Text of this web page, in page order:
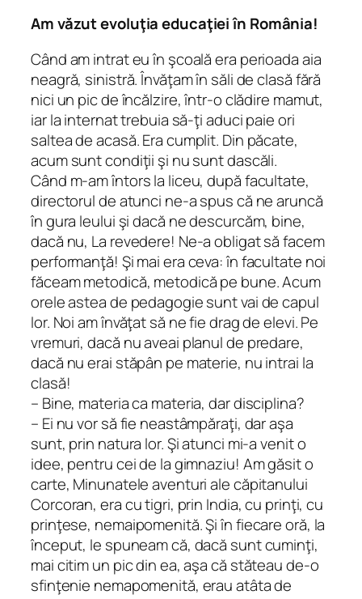
Am văzut evoluţia educaţiei în România!
Când am intrat eu în şcoală era perioada aia
neagră, sinistră. Învăţam în săli de clasă fără
nici un pic de încălzire, într-o clădire mamut,
iar la internat trebuia să-ţi aduci paie ori
saltea de acasă. Era cumplit. Din păcate,
acum sunt condiţii şi nu sunt dascăli.
Când m-am întors la liceu, după facultate,
directorul de atunci ne-a spus că ne aruncă
în gura leului şi dacă ne descurcăm, bine,
dacă nu, La revedere! Ne-a obligat să facem
performanţă! Şi mai era ceva: în facultate noi
făceam metodică, metodică pe bune. Acum
orele astea de pedagogie sunt vai de capul
lor. Noi am învăţat să ne fie drag de elevi. Pe
vremuri, dacă nu aveai planul de predare,
dacă nu erai stăpân pe materie, nu intrai la
clasă!
– Bine, materia ca materia, dar disciplina?
– Ei nu vor să fie neastâmpăraţi, dar aşa
sunt, prin natura lor. Şi atunci mi-a venit o
idee, pentru cei de la gimnaziu! Am găsit o
carte, Minunatele aventuri ale căpitanului
Corcoran, era cu tigri, prin India, cu prinţi, cu
prinţese, nemaipomenită. Şi în fiecare oră, la
început, le spuneam că, dacă sunt cuminţi,
mai citim un pic din ea, aşa că stăteau de-o
sfinţenie nemapomenită, erau atâta de